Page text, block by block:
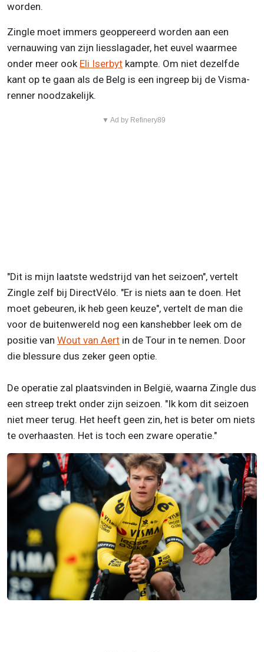
worden.
Zingle moet immers geoppereerd worden aan een
vernauwing van zijn liesslagader, het euvel waarmee
onder meer ook Eli Iserbyt kampte. Om niet dezelfde
kant op te gaan als de Belg is een ingreep bij de Visma-
renner noodzakelijk.
▼ Ad by Refinery89
"Dit is mijn laatste wedstrijd van het seizoen", vertelt
Zingle zelf bij DirectVélo. "Er is niets aan te doen. Het
moet gebeuren, ik heb geen keuze", vertelt de man die
voor de buitenwereld nog een kanshebber leek om de
positie van Wout van Aert in de Tour in te nemen. Door
die blessure dus zeker geen optie.
De operatie zal plaatsvinden in België, waarna Zingle dus
een streep trekt onder zijn seizoen. "Ik kom dit seizoen
niet meer terug. Het heeft geen zin, het is beter om niets
te overhaasten. Het is toch een zware operatie."